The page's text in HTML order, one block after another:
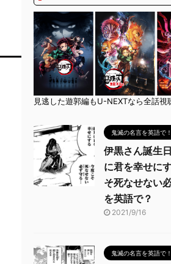
見逃した遊郭編もU-NEXTなら全話視
鬼滅の名言を英語で！
伊黒さん誕生
に君を幸せに
そ死なせない
を英語で？
2021/9/16
鬼滅の名言を英語で！